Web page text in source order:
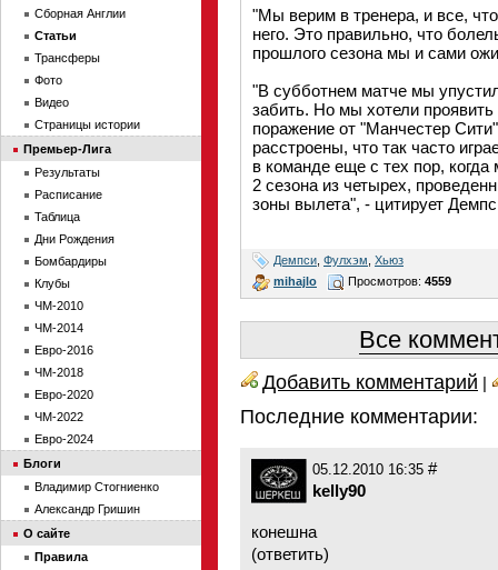
"Мы верим в тренера, и все,
него. Это правильно, что
прошлого сезона мы и сами
"В субботнем матче мы
забить. Но мы хотели проявить
поражение от "Манчестер
расстроены, что так часто
в команде еще с тех пор,
2 сезона из четырех,
зоны вылета", - цитирует
Демпси Фулхэм Хьюз
mihajlo
Просмотров: 4559
Все
Добавить комментарий |
Последние комментарии:
05.12.2010 16:35 #
kelly90
конешна
(ответить)
Сборная Англии
Статьи
Трансферы
Фото
Видео
Страницы истории
Премьер-Лига
Результаты
Расписание
Таблица
Дни Рождения
Бомбардиры
Клубы
ЧМ-2010
ЧМ-2014
Евро-2016
ЧМ-2018
Евро-2020
ЧМ-2022
Евро-2024
Блоги
Владимир Стогниенко
Александр Гришин
О сайте
Правила